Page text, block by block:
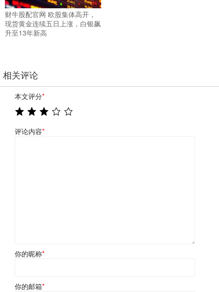
财牛股配官网 欧股集体高开，
现货黄金连续五日上涨，白银飙
升至13年新高
相关评论
本文评分*
评论内容*
你的昵称*
你的邮箱*